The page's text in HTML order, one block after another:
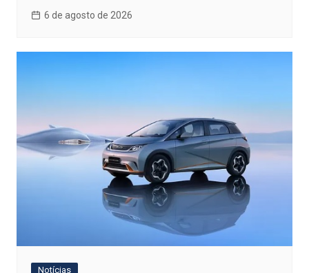
6 de agosto de 2026
Notícias